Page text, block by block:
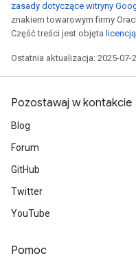
zasady dotyczące witryny
znakiem towarowym firmy
Część treści jest objęta
Ostatnia aktualizacja: 2025-07-
Pozostawaj w kontakcie
Blog
Forum
GitHub
Twitter
YouTube
Pomoc